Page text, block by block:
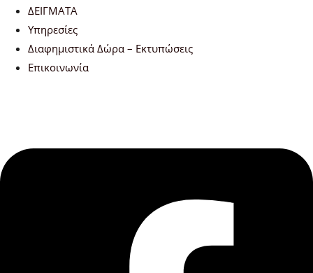
ΔΕΙΓΜΑΤΑ
Υπηρεσίες
Διαφημιστικά Δώρα – Εκτυπώσεις
Επικοινωνία